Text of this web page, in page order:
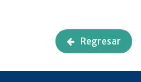
Regresar